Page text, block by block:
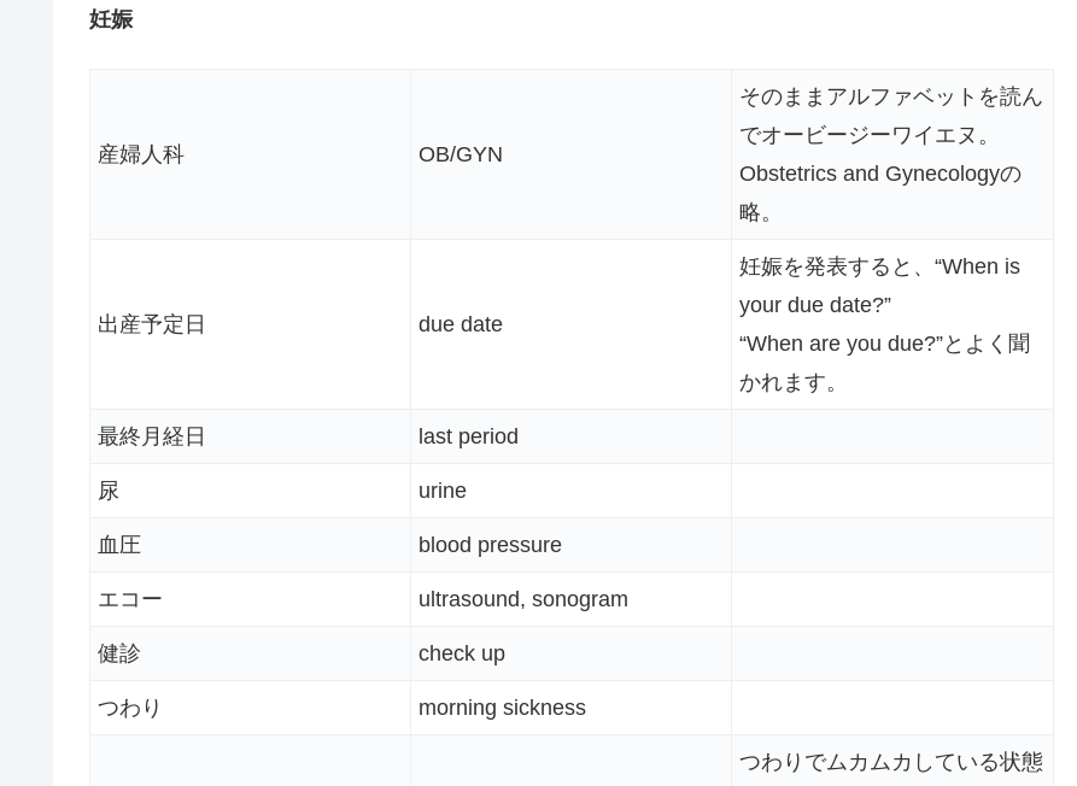
妊娠
産婦人科 OB/GYN
そのままアルファベットを読ん
でオービージーワイエヌ。
Obstetrics and Gynecologyの
略。
出産予定日 due date
妊娠を発表すると、“When is
your due date?”
“When are you due?”とよく聞
かれます。
最終月経日 last period
尿 urine
血圧 blood pressure
エコー ultrasound, sonogram
健診 check up
つわり morning sickness
つわりでムカムカしている状態